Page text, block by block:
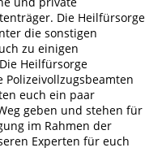
Die Heilfürsorge
die sonstigen
zu einigen
Heilfürsorge
euch ein paar
geben und stehen für
im Rahmen der
Experten für euch